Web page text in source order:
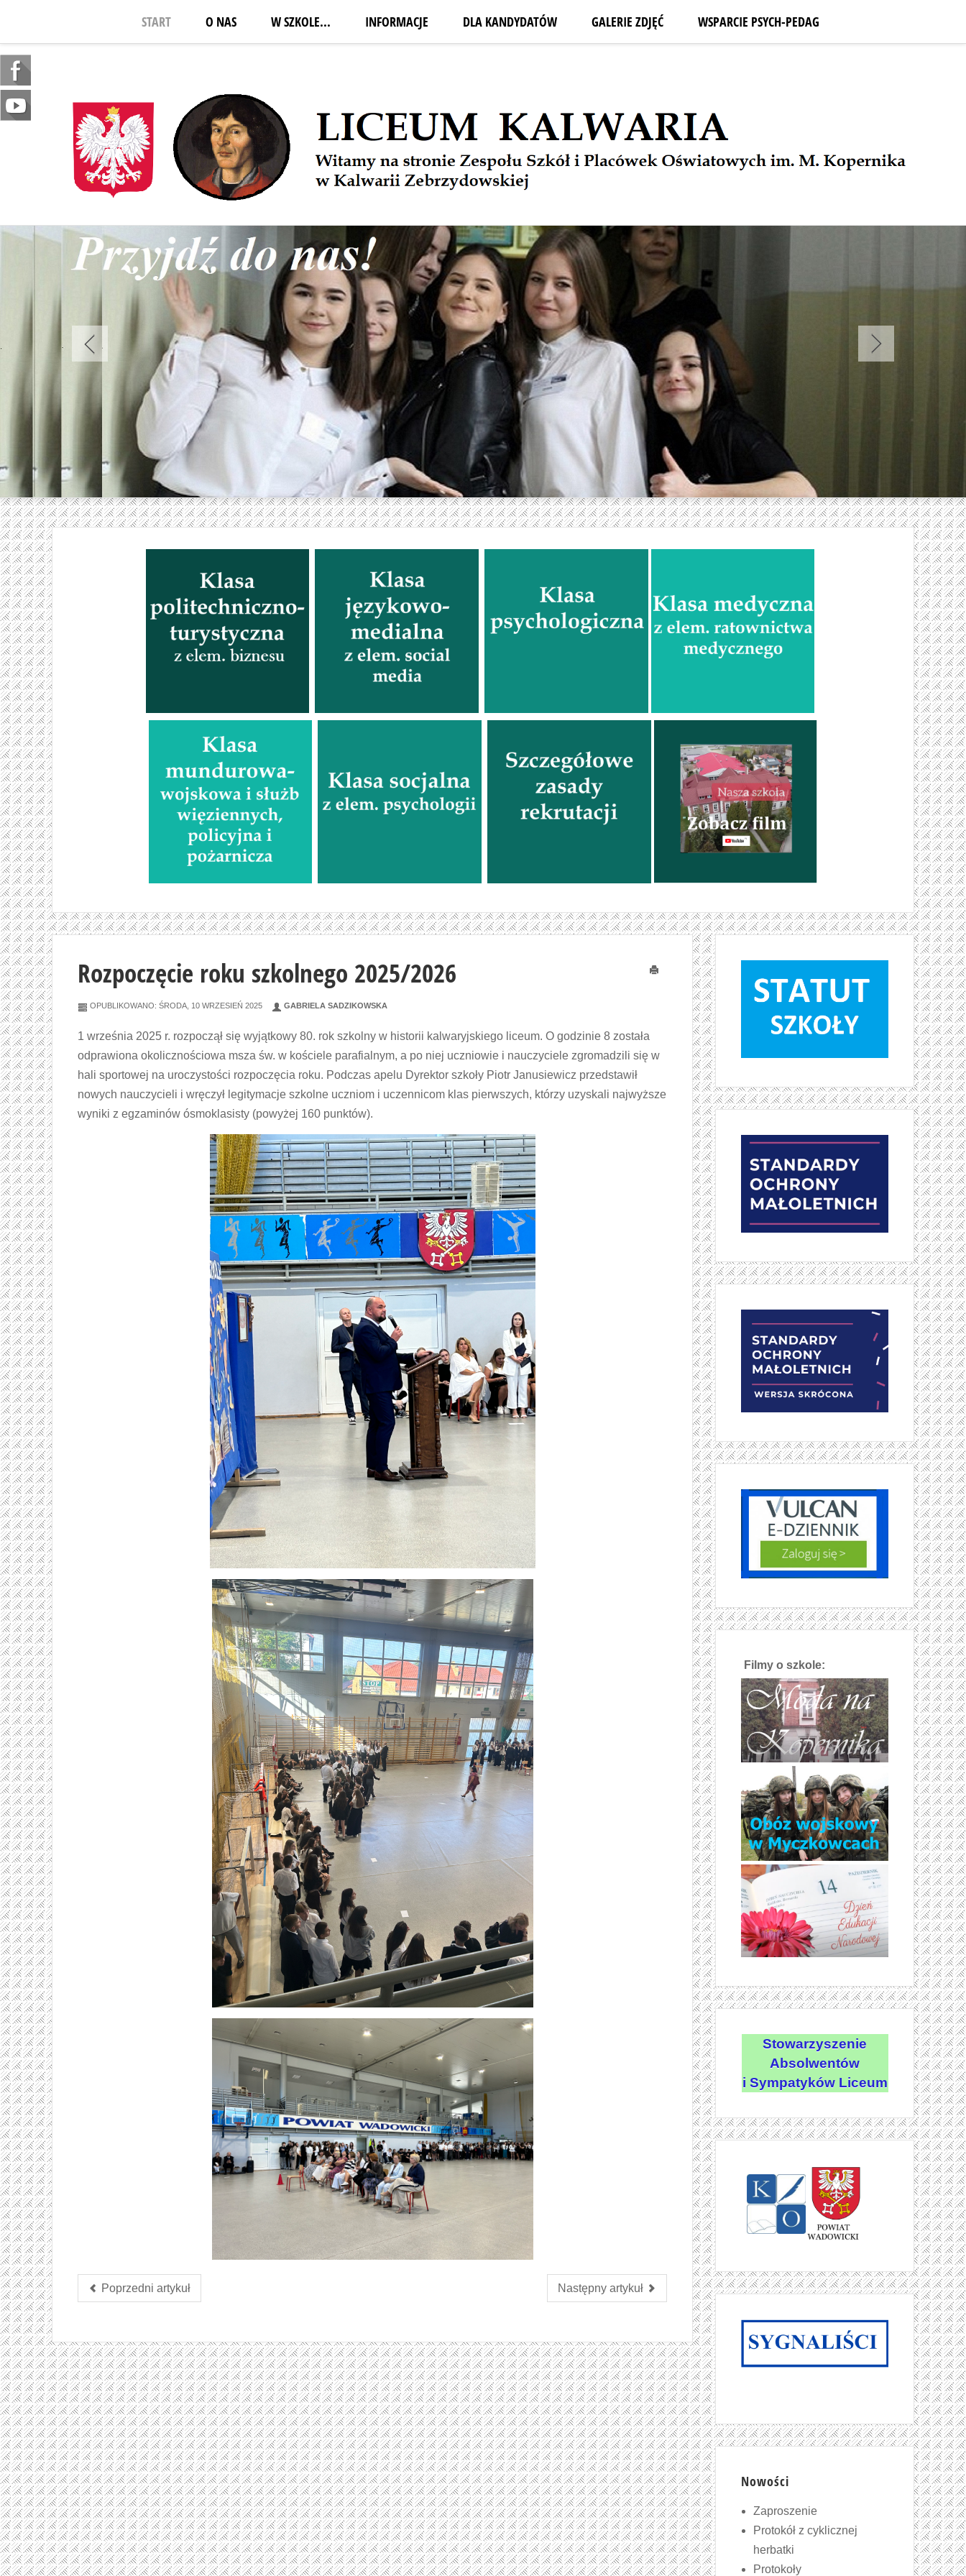
START O NAS W SZKOLE... INFORMACJE DLA KANDYDATÓW GALERIE ZDJĘĆ WSPARCIE PSYCH-PEDAG
Rozpoczęcie roku szkolnego 2025/2026
OPUBLIKOWANO: ŚRODA, 10 WRZESIEŃ 2025 GABRIELA SADZIKOWSKA
1 września 2025 r. rozpoczął się wyjątkowy 80. rok szkolny w historii kalwaryjskiego liceum. O godzinie 8 została
odprawiona okolicznościowa msza św. w kościele parafialnym, a po niej uczniowie i nauczyciele zgromadzili się w
hali sportowej na uroczystości rozpoczęcia roku. Podczas apelu Dyrektor szkoły Piotr Janusiewicz przedstawił
nowych nauczycieli i wręczył legitymacje szkolne uczniom i uczennicom klas pierwszych, którzy uzyskali najwyższe
wyniki z egzaminów ósmoklasisty (powyżej 160 punktów).
Poprzedni artykuł Następny artykuł
Filmy o szkole:
Stowarzyszenie
Absolwentów
i Sympatyków Liceum
Nowości
Zaproszenie
Protokół z cyklicznej
herbatki
Protokoły